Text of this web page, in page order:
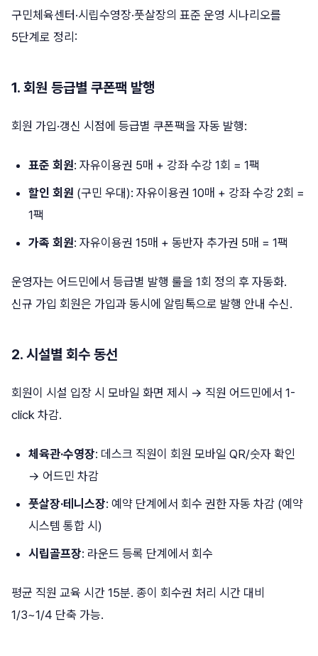
구민체육센터·시립수영장·풋살장의 표준 운영 시나리오를
5단계로 정리:
1. 회원 등급별 쿠폰팩 발행
회원 가입·갱신 시점에 등급별 쿠폰팩을 자동 발행:
표준 회원: 자유이용권 5매 + 강좌 수강 1회 = 1팩
할인 회원 (구민 우대): 자유이용권 10매 + 강좌 수강 2회 =
1팩
가족 회원: 자유이용권 15매 + 동반자 추가권 5매 = 1팩
운영자는 어드민에서 등급별 발행 룰을 1회 정의 후 자동화.
신규 가입 회원은 가입과 동시에 알림톡으로 발행 안내 수신.
2. 시설별 회수 동선
회원이 시설 입장 시 모바일 화면 제시 → 직원 어드민에서 1-
click 차감.
체육관·수영장: 데스크 직원이 회원 모바일 QR/숫자 확인
→ 어드민 차감
풋살장·테니스장: 예약 단계에서 회수 권한 자동 차감 (예약
시스템 통합 시)
시립골프장: 라운드 등록 단계에서 회수
평균 직원 교육 시간 15분. 종이 회수권 처리 시간 대비
1/3~1/4 단축 가능.